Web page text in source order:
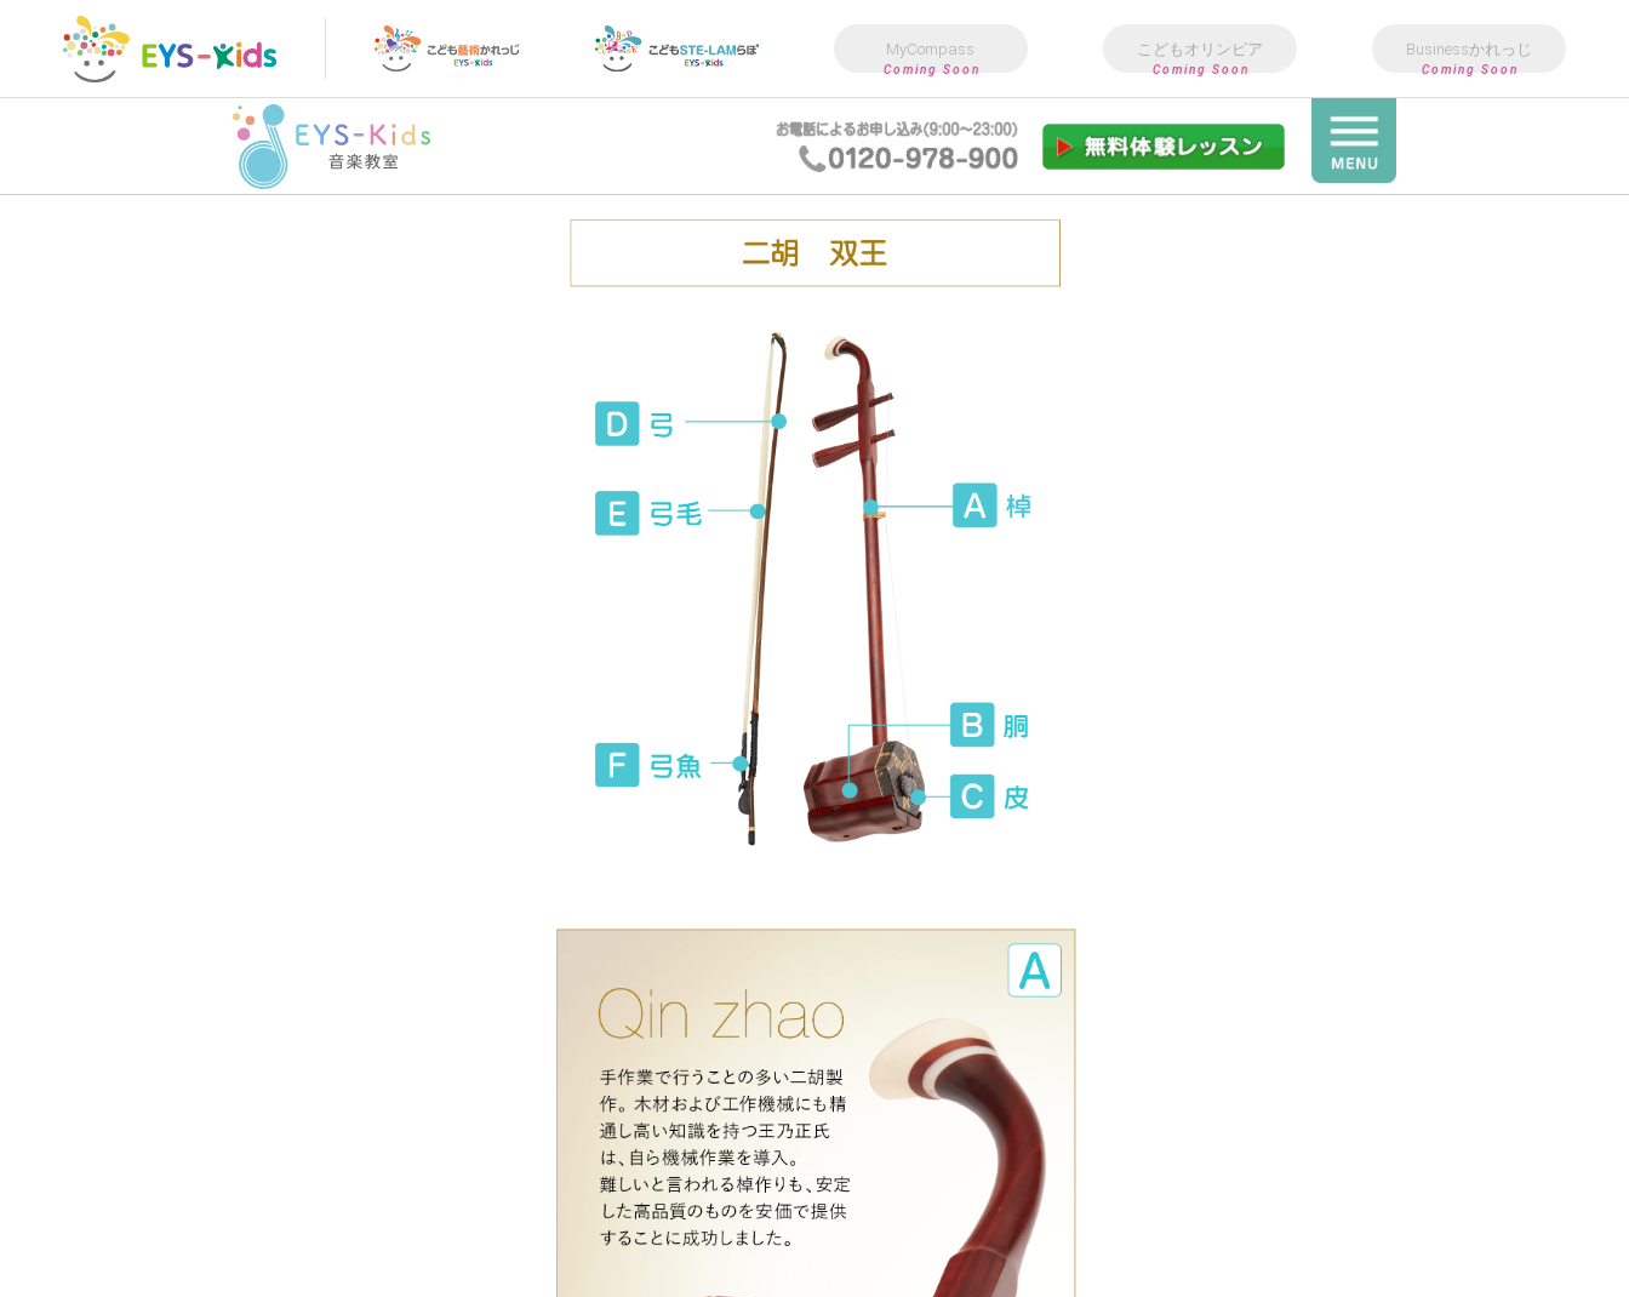
MyCompass
Coming Soon
こどもオリンピア
Coming Soon
Businessかれっじ
Coming Soon
トップページ こども向け音楽教室 こども向けダンス教室 こども向けバレエ教室
Art&Design
トップページ
こども向け高度教育 3歳〜小4向けアフタースクール 3歳〜小6向け英語教室